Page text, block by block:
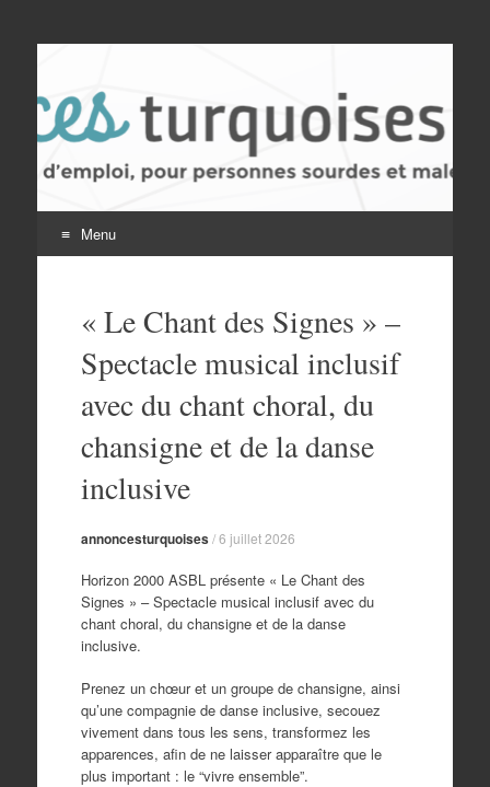
Les Annonces
Turquoises
Services, loisirs, activités et offres d'emploi pour
personnes sourdes et malentendantes
Menu
content« Le Chant des Signes » –
Spectacle musical inclusif
avec du chant choral, du
chansigne et de la danse
inclusive
annoncesturquoises/6 juillet 2026
Horizon 2000 ASBL présente « Le Chant des
Signes » – Spectacle musical inclusif avec du
chant choral, du chansigne et de la danse
inclusive.
Prenez un chœur et un groupe de chansigne, ainsi
qu’une compagnie de danse inclusive, secouez
vivement dans tous les sens, transformez les
apparences, afin de ne laisser apparaître que le
plus important : le “vivre ensemble”.